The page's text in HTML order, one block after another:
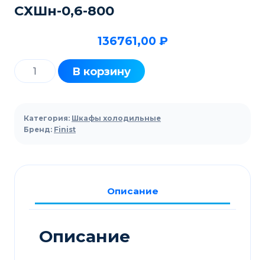
CХШн-0,6-800
136761,00 ₽
Количество
товара
холодильный
Finist
800
В корзину
Категория: Шкафы холодильные
Бренд: Finist
Описание
Описание